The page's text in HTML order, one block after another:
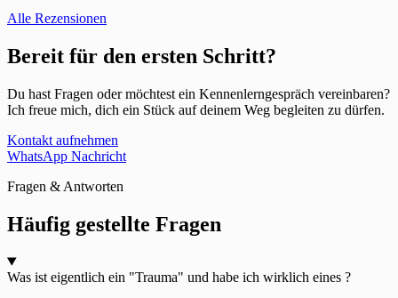
Alle Rezensionen
Bereit für den ersten Schritt?
Du hast Fragen oder möchtest ein Kennenlerngespräch vereinbaren?
Ich freue mich, dich ein Stück auf deinem Weg begleiten zu dürfen.
Kontakt aufnehmen
WhatsApp Nachricht
Fragen & Antworten
Häufig gestellte Fragen
Was ist eigentlich ein "Trauma" und habe ich wirklich eines ?